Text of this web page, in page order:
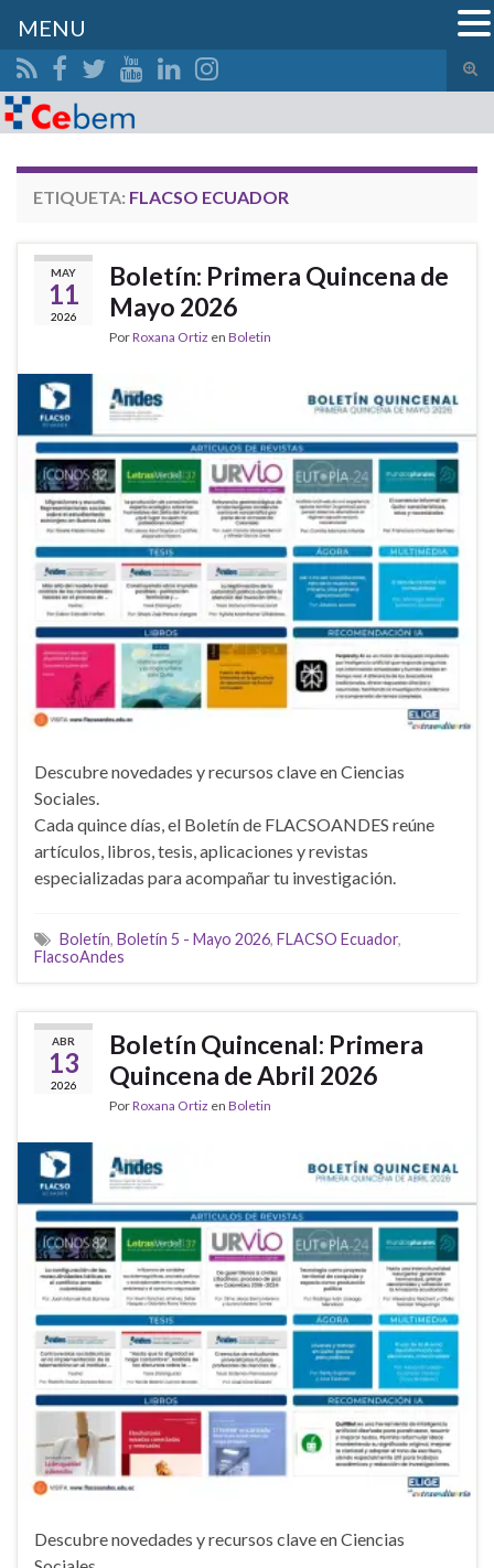
el
Search for:
ETIQUETA: FLACSO ECUADOR
MAY
11
2026
Boletín: Primera Quincena de
Mayo 2026
PorRoxana Ortiz en Boletin
Descubre novedades y recursos clave en Ciencias
Sociales.
Cada quince días, el Boletín de FLACSOANDES reúne
artículos, libros, tesis, aplicaciones y revistas
especializadas para acompañar tu investigación.
Boletín, Boletín 5 - Mayo 2026, FLACSO Ecuador,
FlacsoAndes
ABR
13
2026
Boletín Quincenal: Primera
Quincena de Abril 2026
PorRoxana Ortiz en Boletin
Descubre novedades y recursos clave en Ciencias
MENU